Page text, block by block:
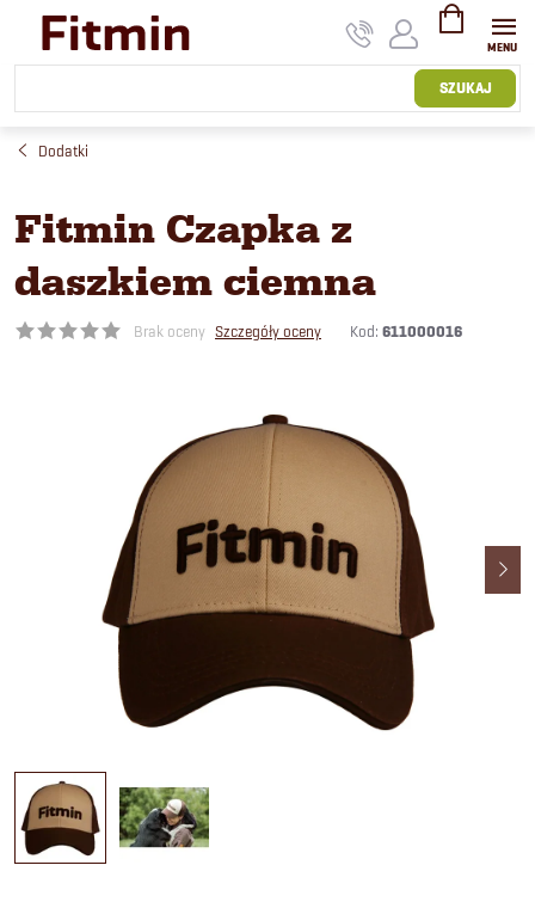
treści
SZUKAJ
KOSZYK
Dodatki
Fitmin Czapka z
daszkiem ciemna
Brak oceny Szczegóły oceny Kod: 611000016